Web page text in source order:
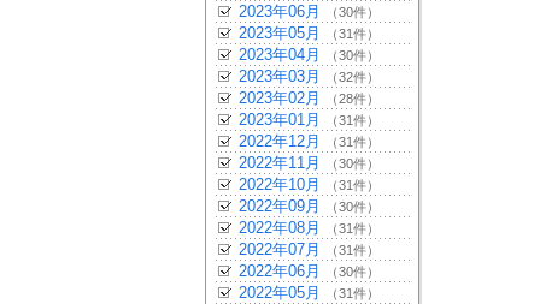
2023年06月 （30件）
2023年05月 （31件）
2023年04月 （30件）
2023年03月 （32件）
2023年02月 （28件）
2023年01月 （31件）
2022年12月 （31件）
2022年11月 （30件）
2022年10月 （31件）
2022年09月 （30件）
2022年08月 （31件）
2022年07月 （31件）
2022年06月 （30件）
2022年05月 （31件）